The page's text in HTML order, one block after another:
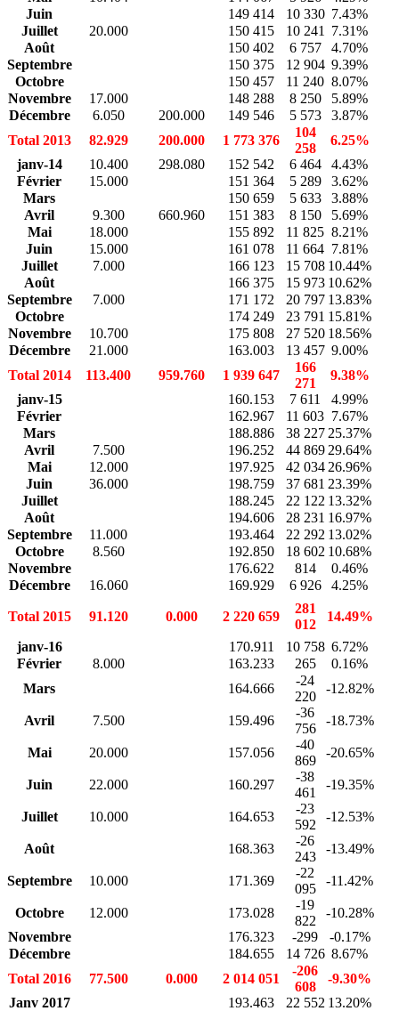
Juin
149 414 10 330 7.43%
Juillet
20.000 150 415 10 241
7.31%
Août
150 402 6 757
4.70%
Septembre
150 375 12 904 9.39%
Octobre
150 457 11 240 8.07%
Novembre
17.000 148 288 8 250
5.89%
Décembre
6.050 200.000 149 546 5 573
3.87%
Total 2013
82.929 200.000 1 773 376
104
258
6.25%
janv-14
10.400 298.080 152 542 6 464
4.43%
Février
15.000 151 364 5 289
3.62%
Mars
150 659 5 633
3.88%
Avril
9.300 660.960 151 383 8 150
5.69%
Mai
18.000 155 892 11 825 8.21%
Juin
15.000 161 078 11 664 7.81%
Juillet
7.000 166 123 15 708 10.44%
Août
166 375 15 973 10.62%
Septembre
7.000 171 172 20 797 13.83%
Octobre
174 249 23 791 15.81%
Novembre
10.700 175 808 27 520 18.56%
Décembre
21.000 163.003 13 457 9.00%
Total 2014
113.400 959.760 1 939 647
166
271
9.38%
janv-15
160.153 7 611
4.99%
Février
162.967 11 603 7.67%
Mars
188.886 38 227 25.37%
Avril
7.500 196.252 44 869 29.64%
Mai
12.000 197.925 42 034 26.96%
Juin
36.000 198.759 37 681 23.39%
Juillet
188.245 22 122 13.32%
Août
194.606 28 231 16.97%
Septembre
11.000 193.464 22 292 13.02%
Octobre
8.560 192.850 18 602 10.68%
Novembre
176.622 814
0.46%
Décembre
16.060 169.929 6 926 4.25%
Total 2015 91.120 0.000 2 220 659
281
012
14.49%
janv-16
170.911 10 758 6.72%
Février
8.000 163.233 265
0.16%
Mars
164.666
-24
220
-12.82%
Avril 7.500 159.496
-36
756
-18.73%
Mai 20.000 157.056
-40
869
-20.65%
Juin 22.000 160.297
-38
461
-19.35%
Juillet 10.000 164.653
-23
592
-12.53%
Août 168.363
-26
243
-13.49%
Septembre 10.000 171.369
-22
095
-11.42%
Octobre 12.000 173.028
-19
822
-10.28%
Novembre
176.323 -299
-0.17%
Décembre
184.655 14 726 8.67%
Total 2016
77.500 0.000 2 014 051
-206
608
-9.30%
Janv 2017
193.463 22 552 13.20%